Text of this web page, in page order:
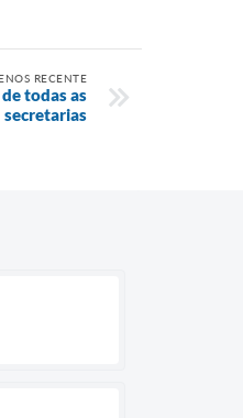
RECENTE
todas as
secretarias